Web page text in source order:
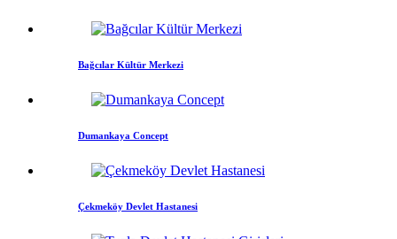
Bağcılar Kültür Merkezi
Dumankaya Concept
Çekmeköy Devlet Hastanesi